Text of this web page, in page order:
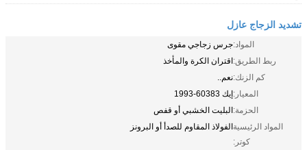
تشديد الزجاج عازل
المواد:جرس زجاجي مقوى
ربط الطريق:اقتران الكرة والمأخذ
كم الزنك:نعم..
المعيار:إيك 60383-1993
الحزمة:البليت الخشبي أو قفص
المواد الرئيسية
كوتر:
الفولاذ المقاوم للصدأ أو البرونز